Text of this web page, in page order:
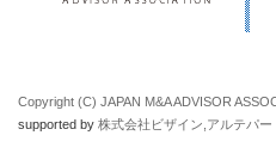
Copyright (C) JAPAN M&A ADVISOR
supported by 株式会社ビザイン アルテパー